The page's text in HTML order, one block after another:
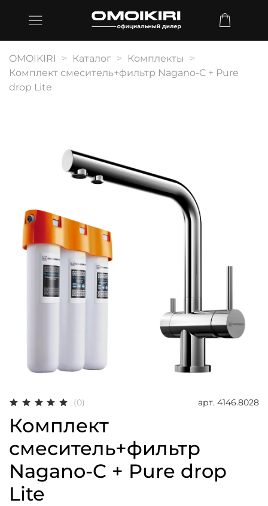
OMOIKIRI Каталог
Комплекты
Комплект смеситель+фильтр Nagano-C + Pure
drop Lite
(0) арт. 4146.8028
Комплект
смеситель+фильтр
Nagano-C + Pure drop
Lite